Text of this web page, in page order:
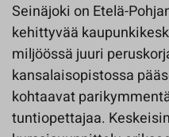
Seinäjoki on Etelä-
kehittyvää
miljöössä juuri
kansalaisopistossa
kohtaavat
tuntiopettajaa.